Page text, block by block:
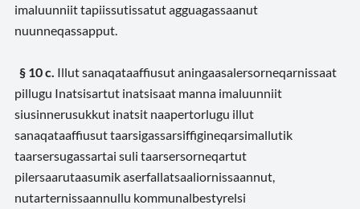
imaluunniit tapiissutissatut agguagassaanut
nuunneqassapput
§ 10 c. Illut sanaqataaffiusut aningaasalersorneqarnissaat
pillugu Inatsisartut inatsisaat manna imaluunniit
siusinnerusukkut inatsit naapertorlugu illut
sanaqataaffiusut taarsigassarsiffigineqarsimallutik
taarsersugassartai suli taarsersorneqartut
pilersaarutaasumik aserfallatsaaliornissaannut,
nutarternissaannullu kommunalbestyrelsi